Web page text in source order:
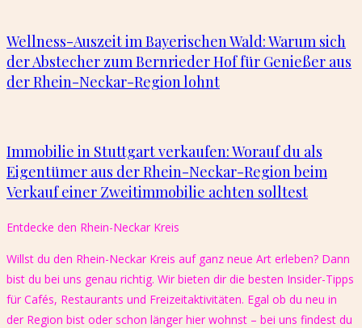
Wellness-Auszeit im Bayerischen Wald: Warum sich
der Abstecher zum Bernrieder Hof für Genießer aus
der Rhein-Neckar-Region lohnt
Immobilie in Stuttgart verkaufen: Worauf du als
Eigentümer aus der Rhein-Neckar-Region beim
Verkauf einer Zweitimmobilie achten solltest
Entdecke den Rhein-Neckar Kreis​
Willst du den Rhein-Neckar Kreis auf ganz neue Art erleben? Dann
bist du bei uns genau richtig. Wir bieten dir die besten Insider-Tipps
für Cafés, Restaurants und Freizeitaktivitäten. Egal ob du neu in
der Region bist oder schon länger hier wohnst – bei uns findest du